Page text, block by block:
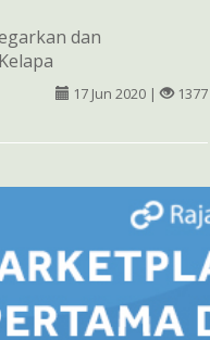
dan
17 Jun 2020 | 1377